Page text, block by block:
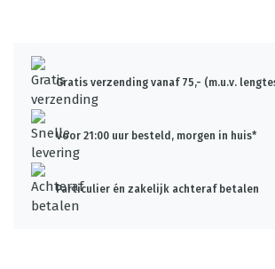
Gratis verzending vanaf 75,- (m.u.v.
Voor 21:00 uur besteld, morgen in huis*
Particulier én zakelijk achteraf betalen